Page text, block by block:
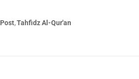
Post Tahfidz Al-Qur'an